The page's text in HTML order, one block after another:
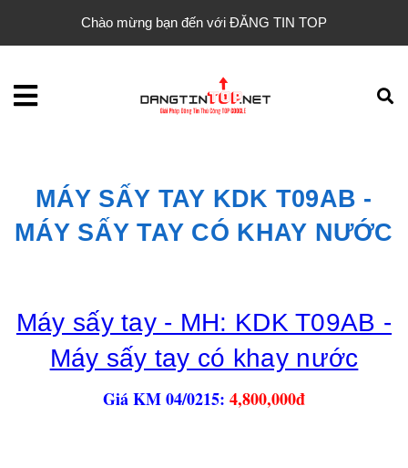
Chào mừng bạn đến với ĐĂNG TIN TOP
MÁY SẤY TAY KDK T09AB -
MÁY SẤY TAY CÓ KHAY NƯỚC
Máy sấy tay - MH: KDK T09AB -
Máy sấy tay có khay nước
Giá KM 04/0215: 4,800,000đ